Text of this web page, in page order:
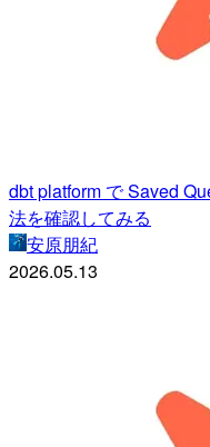
dbt platform で Saved
法を確認してみる
安原朋紀
2026.05.13